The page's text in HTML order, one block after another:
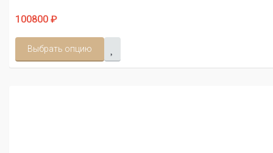
100800 ₽
Выбрать опцию